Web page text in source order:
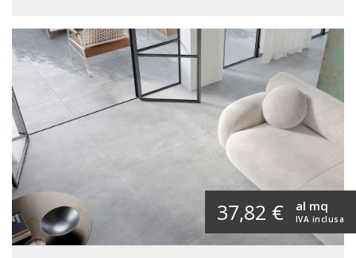
37,82 € IVA inclusa
al mq